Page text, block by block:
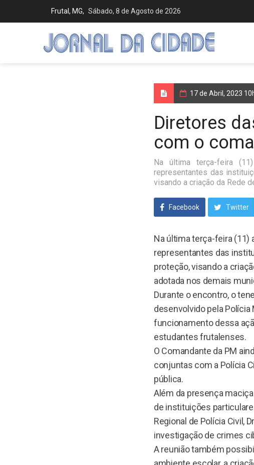
Frutal, MG, Sábado, 8 de Agosto de 2026
17 de Abril, 2023
Diretores
com o
Na última terça-feira
representantes das
visando a criação da Rede
Facebook Twitter
Na última terça-feira (11)
representantes das
proteção, visando a
adotada nos demais
Durante o encontro, o
desenvolvido pela Polícia
funcionamento dessa
estudantes frutalenses.
O Comandante da PM
conjuntas com a Polícia
pública.
Além da presença
de instituições
Regional de Polícia Civil,
investigação de crimes
A reunião também